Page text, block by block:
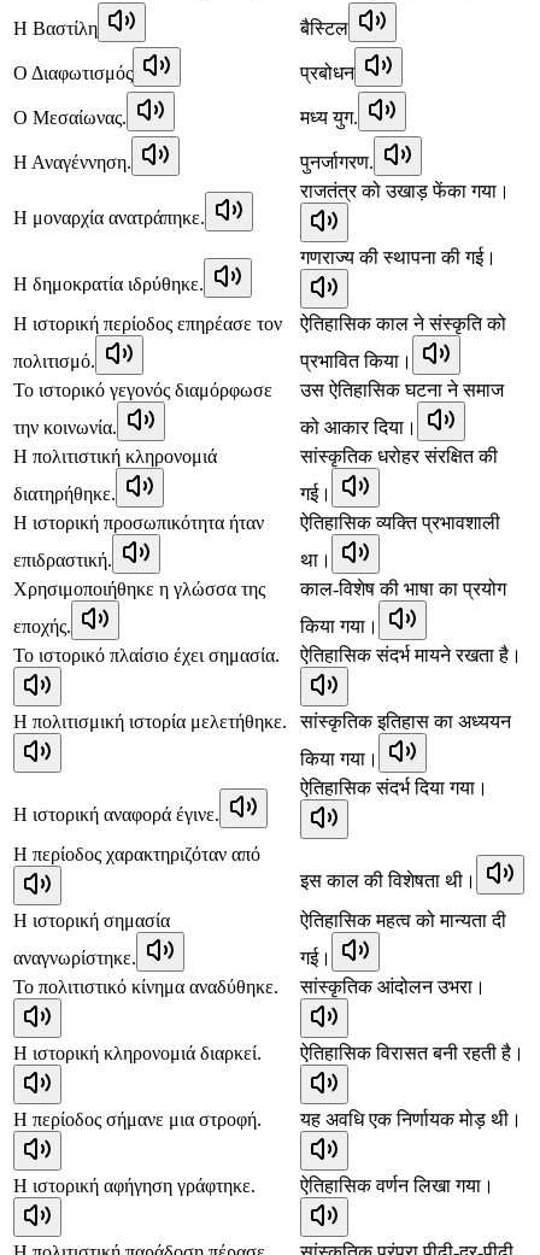
Η Βαστίλη बैस्टिल
Ο Διαφωτισμός प्रबोधन
Ο Μεσαίωνας. मध्य युग.
Η Αναγέννηση. पुनर्जागरण.
Η μοναρχία ανατράπηκε.
राजतंत्र को उखाड़ फेंका गया।
Η δημοκρατία ιδρύθηκε.
गणराज्य की स्थापना की गई।
Η ιστορική περίοδος επηρέασε τον
πολιτισμό.
ऐतिहासिक काल ने संस्कृति को
प्रभावित किया।
Το ιστορικό γεγονός διαμόρφωσε
την κοινωνία.
उस ऐतिहासिक घटना ने समाज
को आकार दिया।
Η πολιτιστική κληρονομιά
διατηρήθηκε.
सांस्कृतिक धरोहर संरक्षित की
गई।
Η ιστορική προσωπικότητα ήταν
επιδραστική.
ऐतिहासिक व्यक्ति प्रभावशाली
था।
Χρησιμοποιήθηκε η γλώσσα της
εποχής.
काल-विशेष की भाषा का प्रयोग
किया गया।
Το ιστορικό πλαίσιο έχει σημασία.
ऐतिहासिक संदर्भ मायने रखता है।
Η πολιτισμική ιστορία μελετήθηκε.
सांस्कृतिक इतिहास का अध्ययन
किया गया।
Η ιστορική αναφορά έγινε.
ऐतिहासिक संदर्भ दिया गया।
Η περίοδος χαρακτηριζόταν από
इस काल की विशेषता थी।
Η ιστορική σημασία
αναγνωρίστηκε.
ऐतिहासिक महत्व को मान्यता दी
गई।
Το πολιτιστικό κίνημα αναδύθηκε.
सांस्कृतिक आंदोलन उभरा।
Η ιστορική κληρονομιά διαρκεί. ऐतिहासिक विरासत बनी रहती है।
Η περίοδος σήμανε μια στροφή. यह अवधि एक निर्णायक मोड़ थी।
Η ιστορική αφήγηση γράφτηκε. ऐतिहासिक वर्णन लिखा गया।